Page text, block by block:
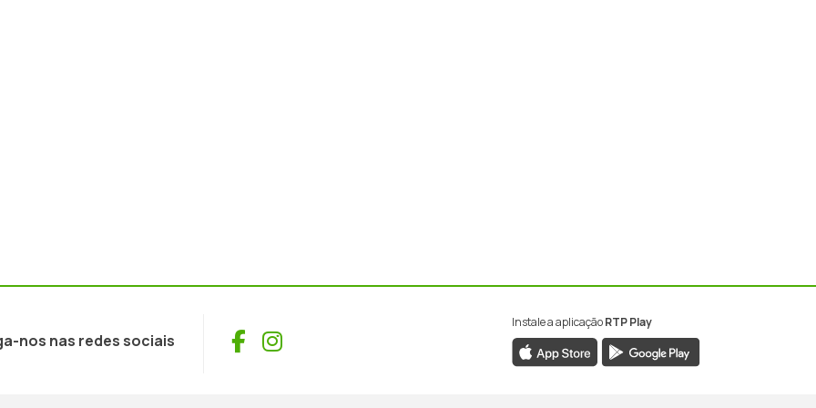
nos nas redes sociais Facebook
Instagram
Instale a aplicaçãoRTP Play